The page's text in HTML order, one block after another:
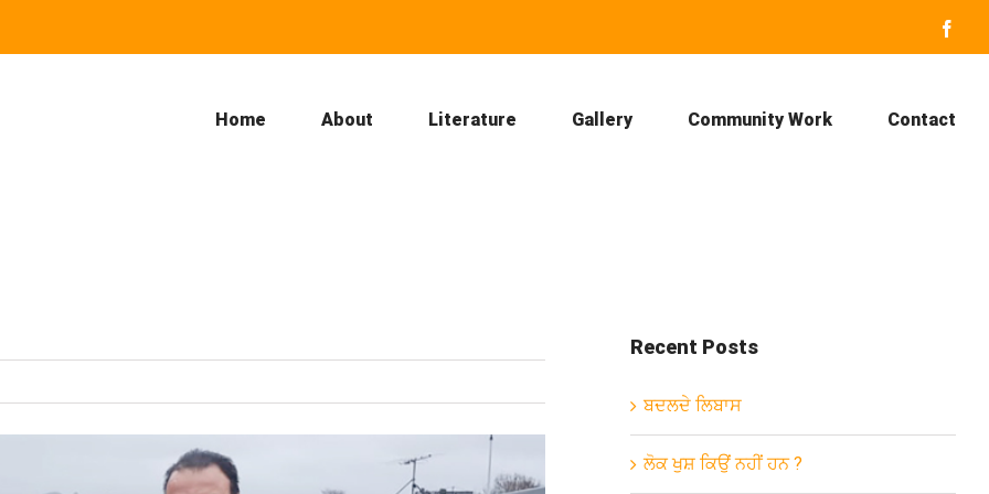
Home About Literature Gallery Community Work Contact
Recent Posts
ਬਦਲਦੇ ਲਿਬਾਸ
ਲੋਕ ਖੁਸ਼ ਕਿਉਂ ਨਹੀਂ ਹਨ ?